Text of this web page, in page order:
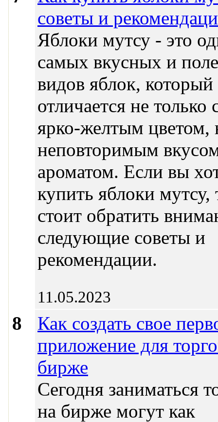
советы и
Яблоки мутсу - это
самых вкусных и
видов яблок, который
отличается не только
ярко-желтым цветом,
неповторимым
ароматом. Если вы
купить яблоки мутсу,
стоит обратить
следующие советы и
рекомендации.
11.05.2023
8
Как создать свое
приложение для
бирже
Сегодня заниматься
на бирже могут как